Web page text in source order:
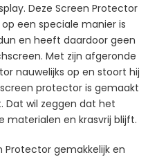
Deze Screen Protector
een speciale manier is
en heeft daardoor geen
Met zijn afgeronde
nauwelijks op en stoort hij
protector is gemaakt
Dat wil zeggen dat het
materialen en krasvrij blijft.
Protector gemakkelijk en